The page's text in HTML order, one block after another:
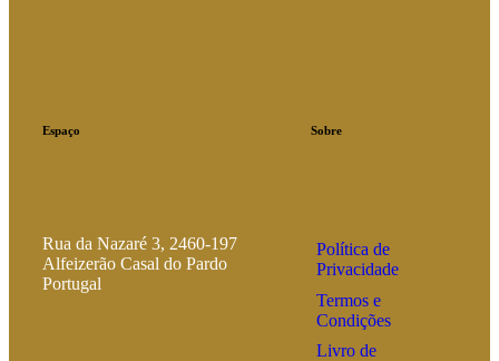
Espaço
Rua da Nazaré 3, 2460-197
Alfeizerão Casal do Pardo
Portugal
Sobre
Política de
Privacidade
Termos e
Condições
Livro de